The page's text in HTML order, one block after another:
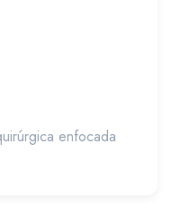
enfocada